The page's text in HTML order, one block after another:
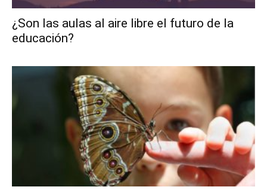
¿Son las aulas al aire libre el futuro de la
educación?